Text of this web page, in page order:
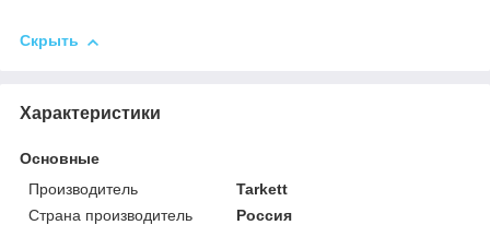
Скрыть
Характеристики
Основные
Производитель
Tarkett
Страна производитель
Россия